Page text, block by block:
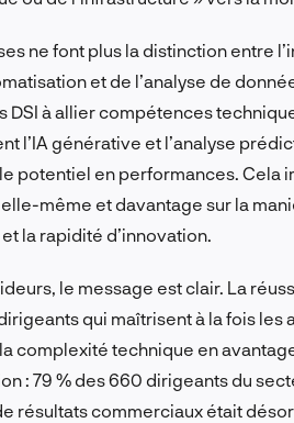
ne font plus la distinction entre
et de l’analyse de
DSI à allier compétences
l’IA générative et l’analyse
potentiel en performances. Cela
même et davantage sur la
la rapidité d’innovation.
le message est clair. La
qui maîtrisent à la fois
complexité technique en
: 79 % des 660 dirigeants du
résultats commerciaux était